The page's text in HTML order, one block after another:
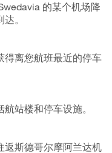
的某个机场降
。
得离您航班最近的停车
站楼和停车设施。
返斯德哥尔摩阿兰达机